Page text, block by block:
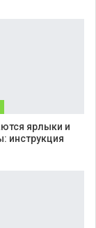
ярлыки и
инструкция